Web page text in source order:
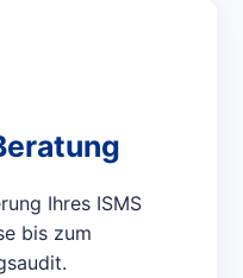
Ihres ISMS
bis zum